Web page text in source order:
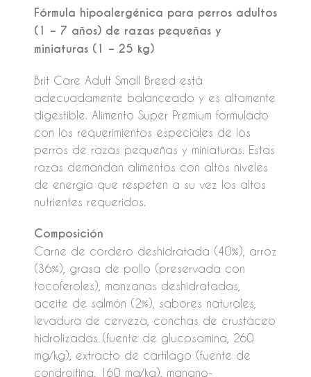
Fórmula hipoalergénica para perros adultos
(1 – 7 años) de razas pequeñas y
miniaturas (1 – 25 kg)
Brit Care Adult Small Breed está
adecuadamente balanceado y es altamente
digestible. Alimento Super Premium formulado
con los requerimientos especiales de los
perros de razas pequeñas y miniaturas. Estas
razas demandan alimentos con altos niveles
de energía que respeten a su vez los altos
nutrientes requeridos.
Composición
Carne de cordero deshidratada (40%), arroz
(36%), grasa de pollo (preservada con
tocoferoles), manzanas deshidratadas,
aceite de salmón (2%), sabores naturales,
levadura de cerveza, conchas de crustáceo
hidrolizadas (fuente de glucosamina, 260
mg/kg), extracto de cartílago (fuente de
condroitina, 160 mg/kg), manano-